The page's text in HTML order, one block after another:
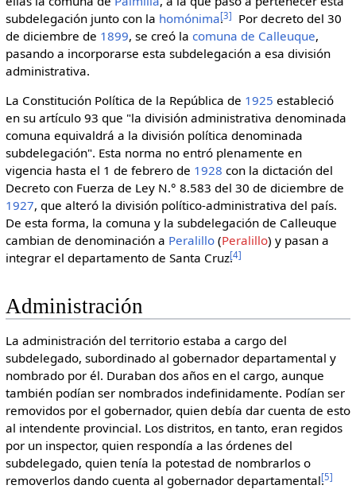
subdelegación junto con la homónima.[3]
Por decreto del 30
de diciembre de 1899, se creó la comuna de Calleuque,
pasando a incorporarse esta subdelegación a esa división
administrativa.
La Constitución Política de la República de 1925 estableció
en su artículo 93 que "la división administrativa denominada
comuna equivaldrá a la división política denominada
subdelegación". Esta norma no entró plenamente en
vigencia hasta el 1 de febrero de 1928 con la dictación del
Decreto con Fuerza de Ley N.° 8.583 del 30 de diciembre de
1927, que alteró la división político-administrativa del país.
De esta forma, la comuna y la subdelegación de Calleuque
cambian de denominación a Peralillo(Peralillo) y pasan a
integrar el departamento de Santa Cruz.
[4]
Administración
La administración del territorio estaba a cargo del
subdelegado, subordinado al gobernador departamental y
nombrado por él. Duraban dos años en el cargo, aunque
también podían ser nombrados indefinidamente. Podían ser
removidos por el gobernador, quien debía dar cuenta de esto
al intendente provincial. Los distritos, en tanto, eran regidos
por un inspector, quien respondía a las órdenes del
subdelegado, quien tenía la potestad de nombrarlos o
removerlos dando cuenta al gobernador departamental.[5]